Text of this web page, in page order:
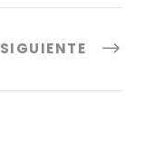
SIGUIENTE